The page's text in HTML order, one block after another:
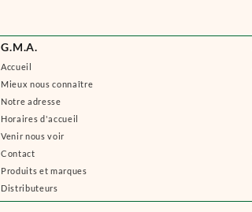
G.M.A.
Accueil
Mieux nous connaître
Notre adresse
Horaires d'accueil
Venir nous voir
Contact
Produits et marques
Distributeurs